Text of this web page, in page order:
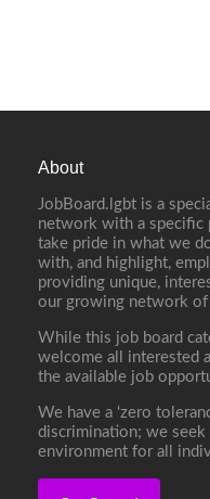
About
JobBoard.lgbt is a
network with a specific
take pride in what we
with, and highlight,
providing unique,
our growing network of
While this job board
welcome all interested
the available job
We have a ‘zero
discrimination; we
environment for all